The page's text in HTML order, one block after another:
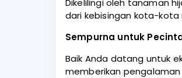
Dikelilingi oleh tanaman
dari kebisingan kota-kota
Sempurna untuk
Baik Anda datang untuk
memberikan